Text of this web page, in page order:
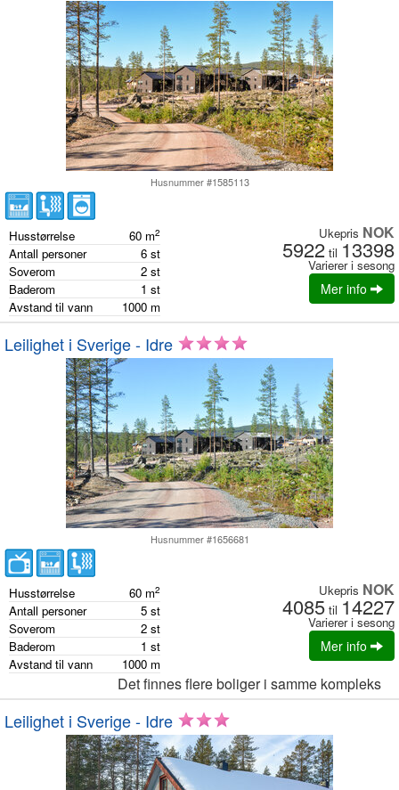
Husnummer #1585113
Husstørrelse 60 m2
Antall personer 6 st
Soverom
2 st
Baderom
1 st
Avstand til vann
1000 m
Ukepris NOK
5922 til 13398
Varierer i sesong
Mer info
Leilighet i Sverige - Idre
Husnummer #1656681
Husstørrelse 60 m2
Antall personer 5 st
Soverom
2 st
Baderom
1 st
Avstand til vann
1000 m
Ukepris NOK
4085 til 14227
Varierer i sesong
Mer info
Det finnes flere boliger i samme kompleks
Leilighet i Sverige - Idre